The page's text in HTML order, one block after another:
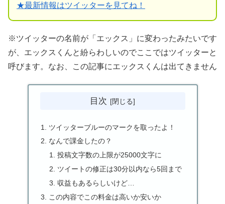
★最新情報はツイッターを見てね！
※ツイッターの名前が「エックス」に変わったみたいです
が、エックスくんと紛らわしいのでここではツイッターと
呼びます。なお、この記事にエックスくんは出てきません
目次
ツイッターブルーのマークを取ったよ！
なんで課金したの？
投稿文字数の上限が25000文字に
ツイートの修正は30分以内なら5回まで
収益もあるらしいけど…
この内容でこの料金は高いか安いか